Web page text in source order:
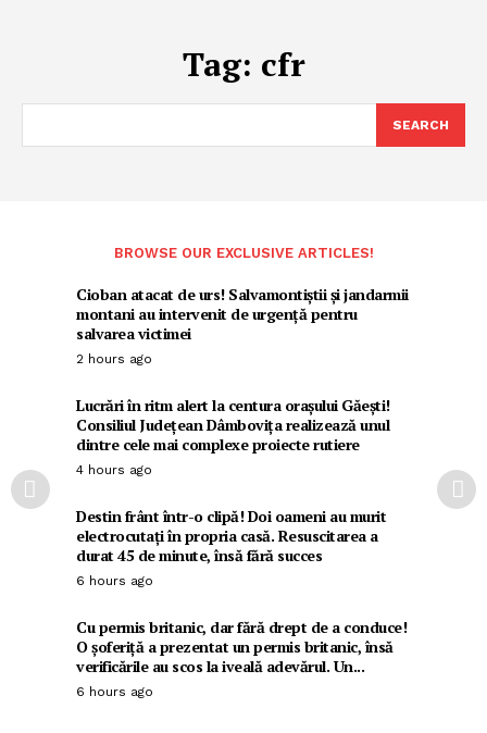
Tag: cfr
SEARCH
BROWSE OUR EXCLUSIVE ARTICLES!
Cioban atacat de urs! Salvamontiștii și jandarmii
montani au intervenit de urgență pentru
salvarea victimei
2 hours ago
Lucrări în ritm alert la centura orașului Găești!
Consiliul Județean Dâmbovița realizează unul
dintre cele mai complexe proiecte rutiere
4 hours ago
Destin frânt într-o clipă! Doi oameni au murit
electrocutați în propria casă. Resuscitarea a
durat 45 de minute, însă fără succes
6 hours ago
Cu permis britanic, dar fără drept de a conduce!
O șoferiță a prezentat un permis britanic, însă
verificările au scos la iveală adevărul. Un...
6 hours ago